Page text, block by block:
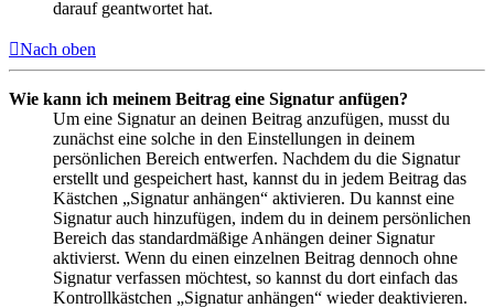
darauf geantwortet hat.
Nach oben
Wie kann ich meinem Beitrag eine Signatur anfügen?
Um eine Signatur an deinen Beitrag anzufügen, musst du
zunächst eine solche in den Einstellungen in deinem
persönlichen Bereich entwerfen. Nachdem du die Signatur
erstellt und gespeichert hast, kannst du in jedem Beitrag das
Kästchen „Signatur anhängen“ aktivieren. Du kannst eine
Signatur auch hinzufügen, indem du in deinem persönlichen
Bereich das standardmäßige Anhängen deiner Signatur
aktivierst. Wenn du einen einzelnen Beitrag dennoch ohne
Signatur verfassen möchtest, so kannst du dort einfach das
Kontrollkästchen „Signatur anhängen“ wieder deaktivieren.